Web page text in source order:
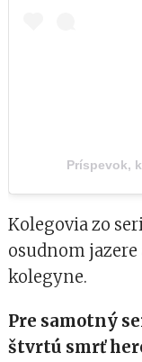
Príspevok,
Kolegovia zo
osudnom
kolegyne.
Pre samotný
štvrtú smrť